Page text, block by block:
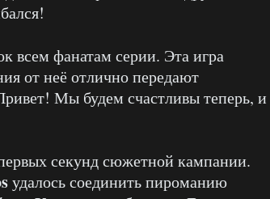
всем фанатам серии. Эта игра
от неё отлично передают
Мы будем счастливы теперь, и
секунд сюжетной кампании.
удалось соединить пироманию